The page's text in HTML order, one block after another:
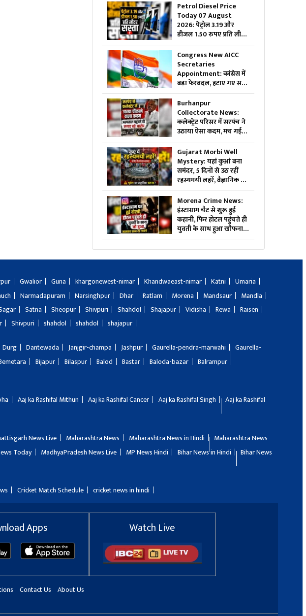
Petrol Diesel Price
Today 07 August
2026: पेट्रोल 3.19 और
डीजल 1.50 रुपए प्रति लीटर
सस्ता, महंगाई की मार झेल
रही जनता को बड़ी राहत,
जानिए अब 1 लीटर ईंधन का
क्या है रेट
Congress New AICC
Secretaries
Appointment: कांग्रेस में
बड़ा फेरबदल, हटाए गए सभी
पुराने सचिव….इन नेताओं को
सौंपी गई जिम्मेदारी
Burhanpur
Collectorate News:
कलेक्ट्रेट परिसर में सरपंच ने
उठाया ऐसा कदम, मच गई
अफरा-तफरी, दौड़ पड़े
अधिकारी और नेता, जानें क्या
है पूरा मामला
Gujarat Morbi Well
Mystery: यहां कुआं बना
समंदर, 5 दिनों से उठ रहीं
रहस्यमयी लहरें, वैज्ञानिक भी
हैरान, देखें वीडियो
Morena Crime News:
इंस्टाग्राम चैट से शुरू हुई
कहानी, फिर होटल पहुंचते ही
युवती के साथ हुआ खौफनाक
कांड, जानकर पुलिस भी रह
गई हैरान
Gwalior Guna khargonewest-nimar Khandwaeast-nimar Katni
Umaria
Narmadapuram Narsinghpur Dhar Ratlam Morena Mandsaur
Mandla
Satna Sheopur Shivpuri Shahdol Shajapur Vidisha Rewa
Raisen
Shivpuri shahdol shahdol shajapur
Durg Dantewada Janjgir-champa Jashpur Gaurella-pendra-marwahi
Gaurella-
Bijapur Bilaspur Balod Bastar Baloda-bazar
Balrampur
Aaj ka Rashifal Mithun Aaj ka Rashifal Cancer Aaj ka Rashifal Singh
Aaj ka Rashifal
News Live Maharashtra News Maharashtra News in Hindi
Maharashtra News
Today MadhyaPradesh News Live MP News Hindi Bihar News in Hindi
Bihar News
Cricket Match Schedule cricket news in hindi
Apps Watch Live
Contact Us About Us